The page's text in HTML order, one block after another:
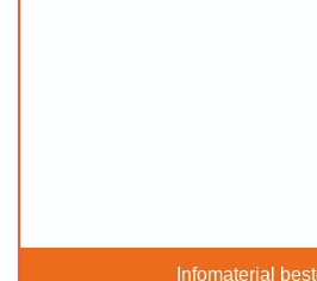
Infomaterial